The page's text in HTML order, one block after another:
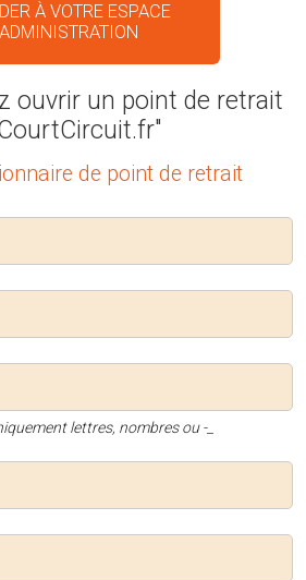
À VOTRE ESPACE
ouvrir un point de retrait
de point de retrait
lettres, nombres ou -_